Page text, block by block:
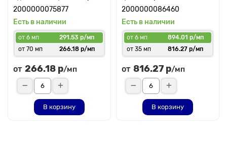
2000000075877
Есть в наличии
от 6 мп
291.53 р/мп
от 70 мп
266.18 р/мп
от 266.18 р/мп
В корзину
2000000086460
Есть в наличии
от 6 мп
894.01 р/мп
от 35 мп
816.27 р/мп
от 816.27 р/мп
В корзину